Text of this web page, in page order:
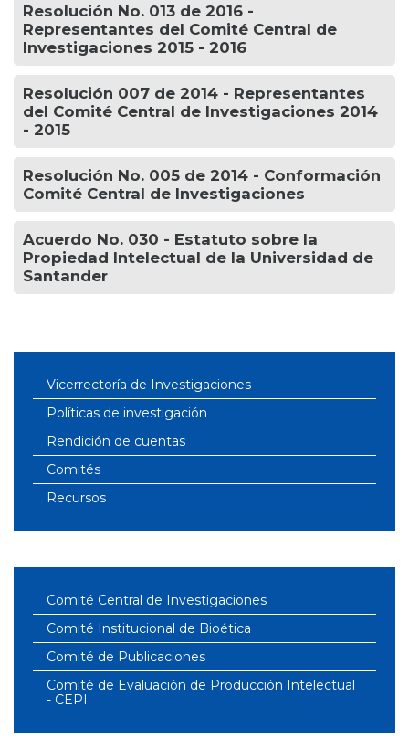
Resolución No. 013 de 2016 -
Representantes del Comité Central de
Investigaciones 2015 - 2016
Resolución 007 de 2014 - Representantes
del Comité Central de Investigaciones 2014
- 2015
Resolución No. 005 de 2014 - Conformación
Comité Central de Investigaciones
Acuerdo No. 030 - Estatuto sobre la
Propiedad Intelectual de la Universidad de
Santander
Vicerrectoría de Investigaciones
Políticas de investigación
Rendición de cuentas
Comités
Recursos
Comité Central de Investigaciones
Comité Institucional de Bioética
Comité de Publicaciones
Comité de Evaluación de Producción Intelectual
- CEPI